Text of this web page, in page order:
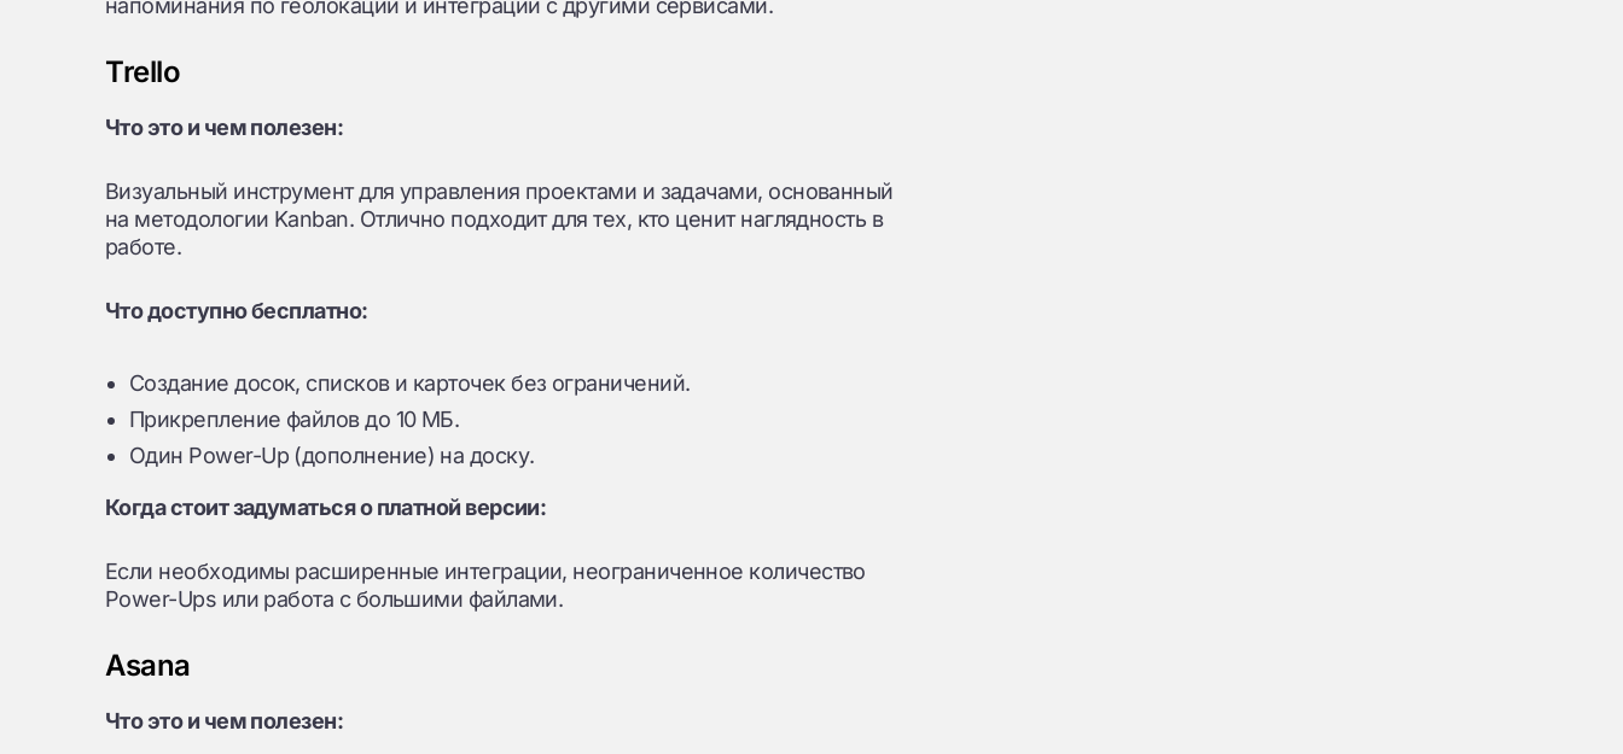
Trello
Что это и чем полезен:
Визуальный инструмент для управления проектами и задачами, основанный
на методологии Kanban. Отлично подходит для тех, кто ценит наглядность в
работе.
Что доступно бесплатно:
Создание досок, списков и карточек без ограничений.
Прикрепление файлов до 10 МБ.
Один Power-Up (дополнение) на доску.
Когда стоит задуматься о платной версии:
Если необходимы расширенные интеграции, неограниченное количество
Power-Ups или работа с большими файлами.
Asana
Что это и чем полезен: